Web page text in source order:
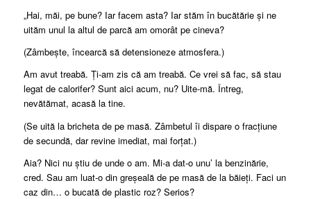
„Hai, măi, pe bune? Iar facem asta? Iar stăm în bucătărie și ne
uităm unul la altul de parcă am omorât pe cineva?
(Zâmbește, încearcă să detensioneze atmosfera.)
Am avut treabă. Ți-am zis că am treabă. Ce vrei să fac, să stau
legat de calorifer? Sunt aici acum, nu? Uite-mă. Întreg,
nevătămat, acasă la tine.
(Se uită la bricheta de pe masă. Zâmbetul îi dispare o fracțiune
de secundă, dar revine imediat, mai forțat.)
Aia? Nici nu știu de unde o am. Mi-a dat-o unu’ la benzinărie,
cred. Sau am luat-o din greșeală de pe masă de la băieți. Faci un
caz din… o bucată de plastic roz? Serios?